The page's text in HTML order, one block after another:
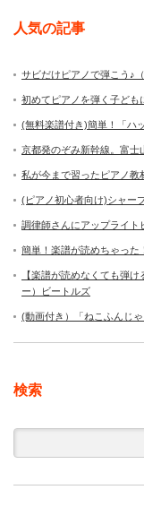
人気の記事
サビだけピアノで弾こう♪
初めてピアノを弾く子ども
(無料楽譜付き)簡単！「ハ
京都発のぞみ新幹線。富士
私が今まで習ったピアノ
(ピアノ初心者向け)シャー
調律師さんにアップライト
簡単！楽譜が読めちゃっ
【楽譜が読めなくても弾
ー）ビートルズ
(動画付き）「ねこふんじ
検索